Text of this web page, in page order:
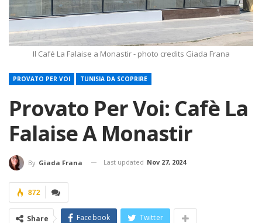
Il Café La Falaise a Monastir - photo credits Giada Frana
PROVATO PER VOI TUNISIA DA SCOPRIRE
Provato Per Voi: Cafè La
Falaise A Monastir
By Giada Frana Last updated Nov 27, 2024
872
Share Facebook Twitter